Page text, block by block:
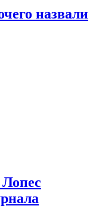
назвали